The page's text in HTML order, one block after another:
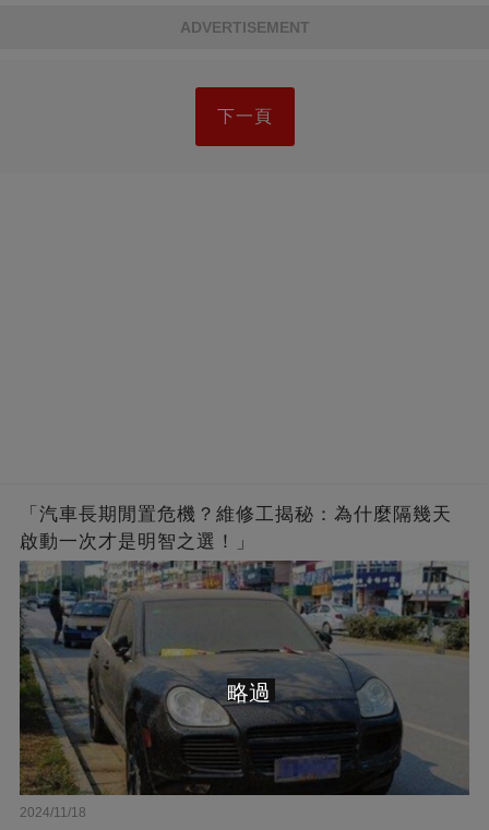
ADVERTISEMENT
下一頁
「汽車長期閒置危機？維修工揭秘：為什麼隔幾天
啟動一次才是明智之選！」
2024/11/18
略過